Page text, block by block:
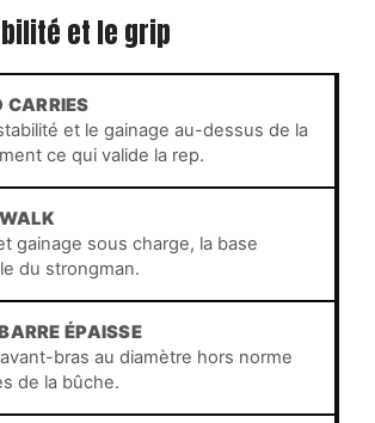
et le grip
CARRIES
et le gainage au-dessus de la
ce qui valide la rep.
gainage sous charge, la base
du strongman.
ÉPAISSE
bras au diamètre hors norme
de la bûche.